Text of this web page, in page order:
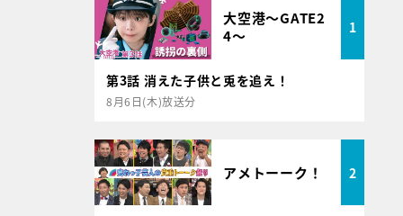
大空港～GATE2
4～
1
第3話 消えた子供と兎を追え！
8月6日(木)放送分
アメトーーク！ 2